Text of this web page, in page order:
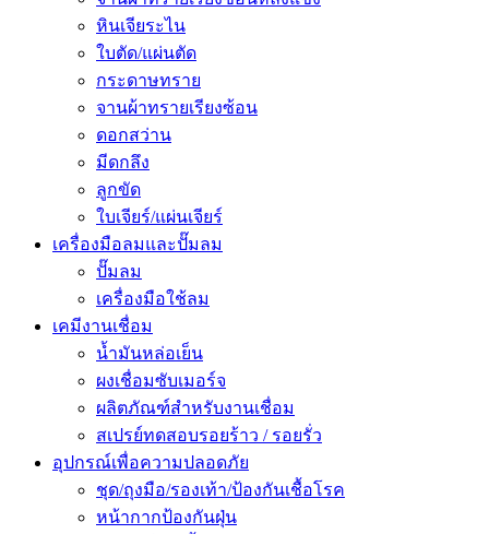
หินเจียระไน
ใบตัด/แผ่นตัด
กระดาษทราย
จานผ้าทรายเรียงซ้อน
ดอกสว่าน
มีดกลึง
ลูกขัด
ใบเจียร์/แผ่นเจียร์
เครื่องมือลมและปั๊มลม
ปั๊มลม
เครื่องมือใช้ลม
เคมีงานเชื่อม
น้ำมันหล่อเย็น
ผงเชื่อมซับเมอร์จ
ผลิตภัณฑ์สำหรับงานเชื่อม
สเปรย์ทดสอบรอยร้าว / รอยรั่ว
อุปกรณ์เพื่อความปลอดภัย
ชุด/ถุงมือ/รองเท้า/ป้องกันเชื้อโรค
หน้ากากป้องกันฝุ่น